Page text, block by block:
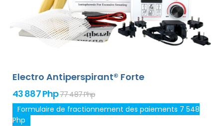
transpiration excessive de la tête, du front, de
l`abdomen, du dos, des fesses, de la poitrine et d`autres
parties du corps peut être traitée avec succès et
Garantie de remboursement en
gratuite !
Electro Antiperspirant® Forte
43 887 Php77 487 Php
Formulaire de fractionnement des paiements 7 548
Php